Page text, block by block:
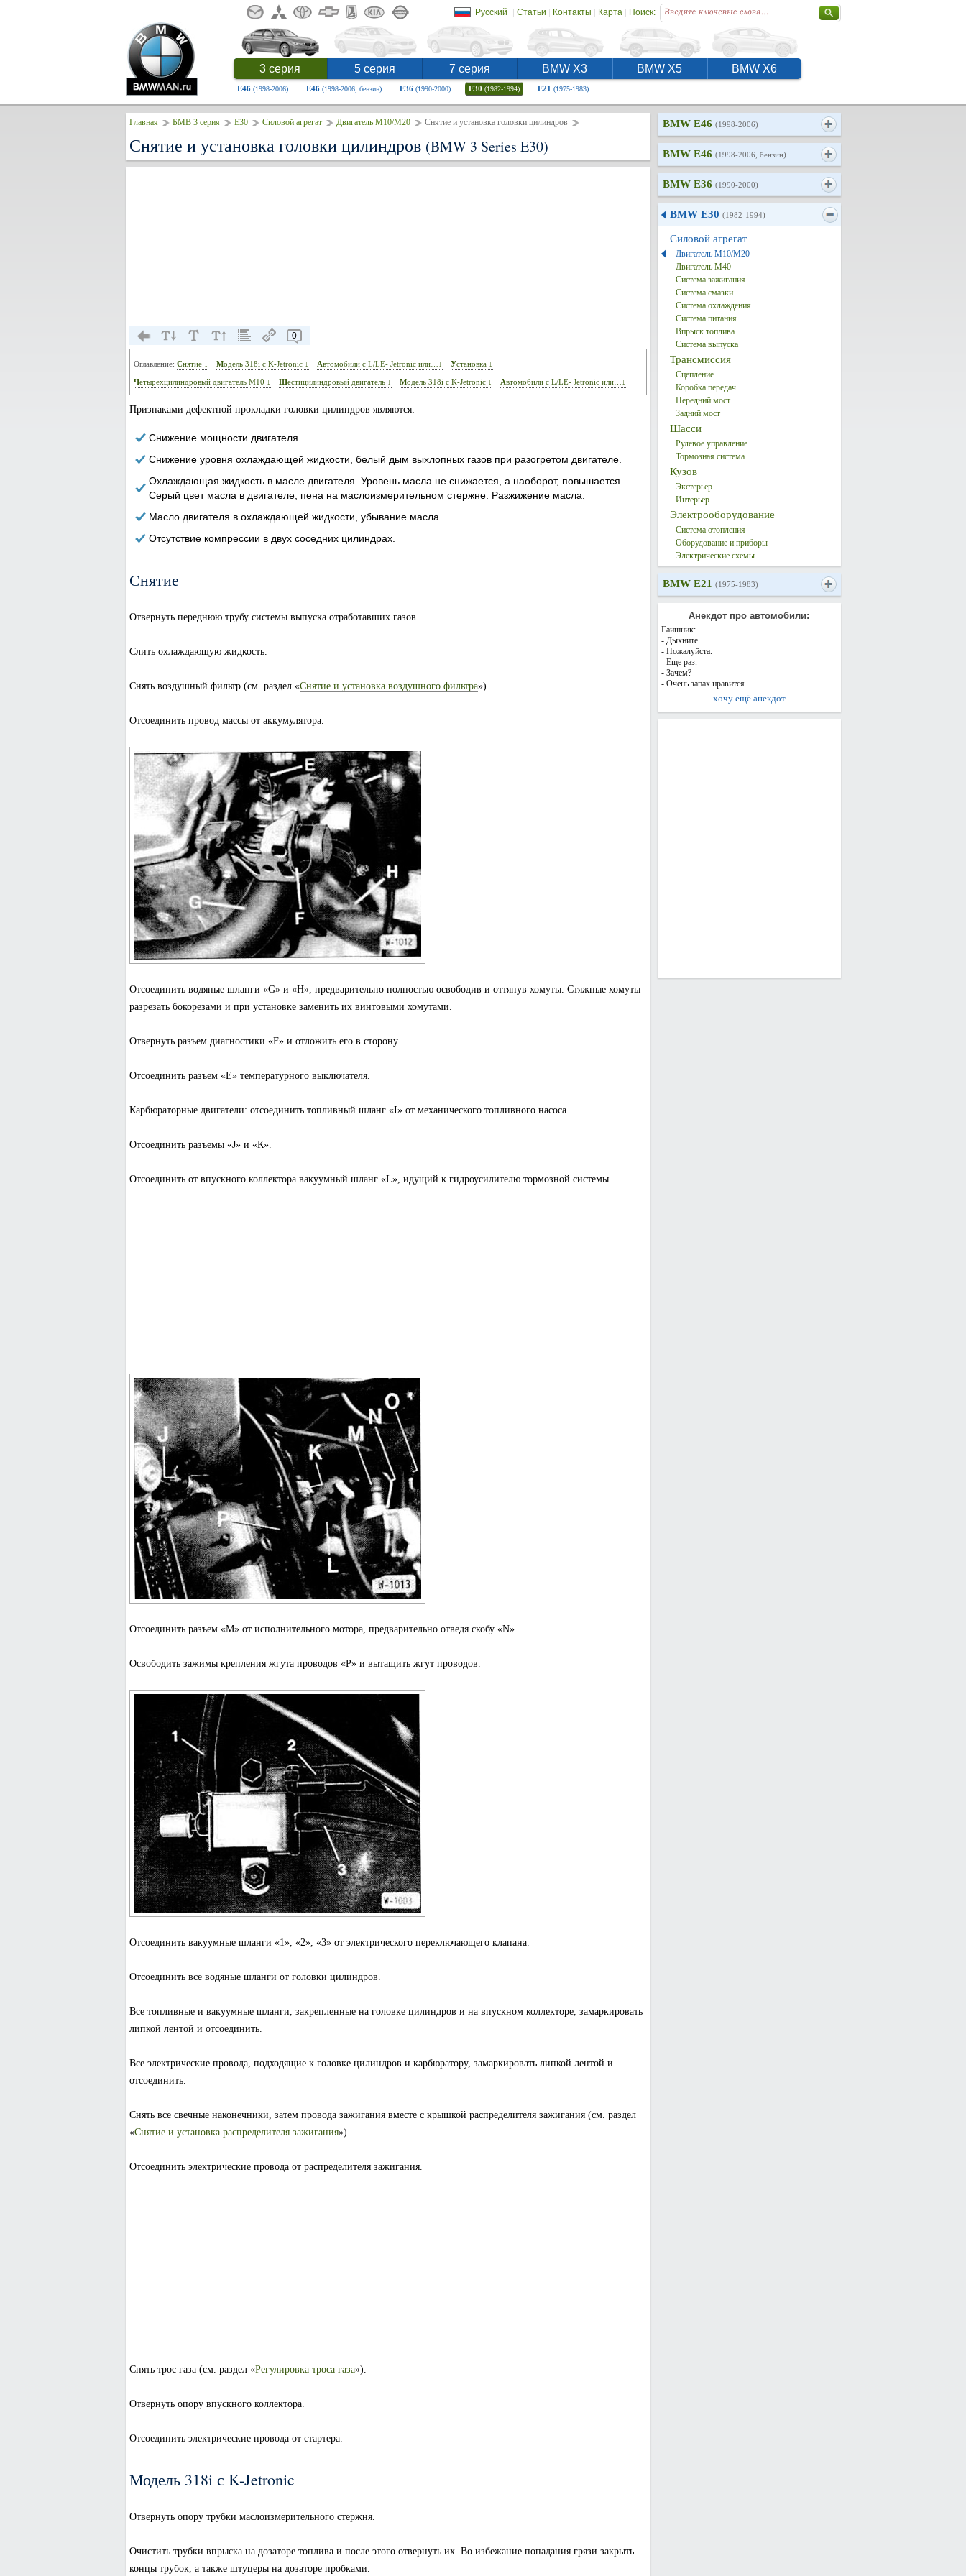
Русский | Статьи | Контакты | Карта| Поиск:
3 серия 5 серия 7 серия BMW X3 BMW X5 BMW X6
E46 (1998-2006) E46 (1998-2006, бензин) E36 (1990-2000) E30 (1982-1994) E21 (1975-1983)
Главная БМВ 3 серия E30 Силовой агрегат Двигатель М10/М20 Снятие и установка головки цилиндров
Снятие и установка головки цилиндров (BMW 3 Series E30)
0
Оглавление: Снятие ↓ Модель 318i с K-Jetronic ↓ Автомобили с L/LE- Jetronic или…↓ Установка ↓
Четырехцилиндровый двигатель М10 ↓ Шестицилиндровый двигатель ↓ Модель 318i с K-Jetronic ↓ Автомобили с L/LE- Jetronic или…↓
Признаками дефектной прокладки головки цилиндров являются:
Снижение мощности двигателя.
Снижение уровня охлаждающей жидкости, белый дым выхлопных газов при разогретом двигателе.
Охлаждающая жидкость в масле двигателя. Уровень масла не снижается, а наоборот, повышается.
Серый цвет масла в двигателе, пена на маслоизмерительном стержне. Разжижение масла.
Масло двигателя в охлаждающей жидкости, убывание масла.
Отсутствие компрессии в двух соседних цилиндрах.
Снятие
Отвернуть переднюю трубу системы выпуска отработавших газов.
Слить охлаждающую жидкость.
Снять воздушный фильтр (см. раздел «Снятие и установка воздушного фильтра»).
Отсоединить провод массы от аккумулятора.
Отсоединить водяные шланги «G» и «Н», предварительно полностью освободив и оттянув хомуты. Стяжные хомуты
разрезать бокорезами и при установке заменить их винтовыми хомутами.
Отвернуть разъем диагностики «F» и отложить его в сторону.
Отсоединить разъем «Е» температурного выключателя.
Карбюраторные двигатели: отсоединить топливный шланг «I» от механического топливного насоса.
Отсоединить разъемы «J» и «К».
Отсоединить от впускного коллектора вакуумный шланг «L», идущий к гидроусилителю тормозной системы.
Отсоединить разъем «М» от исполнительного мотора, предварительно отведя скобу «N».
Освободить зажимы крепления жгута проводов «Р» и вытащить жгут проводов.
Отсоединить вакуумные шланги «1», «2», «3» от электрического переключающего клапана.
Отсоединить все водяные шланги от головки цилиндров.
Все топливные и вакуумные шланги, закрепленные на головке цилиндров и на впускном коллекторе, замаркировать
липкой лентой и отсоединить.
Все электрические провода, подходящие к головке цилиндров и карбюратору, замаркировать липкой лентой и
отсоединить.
Снять все свечные наконечники, затем провода зажигания вместе с крышкой распределителя зажигания (см. раздел
«Снятие и установка распределителя зажигания»).
Отсоединить электрические провода от распределителя зажигания.
Снять трос газа (см. раздел «Регулировка троса газа»).
Отвернуть опору впускного коллектора.
Отсоединить электрические провода от стартера.
Модель 318i с K-Jetronic
Отвернуть опору трубки маслоизмерительного стержня.
Очистить трубки впрыска на дозаторе топлива и после этого отвернуть их. Во избежание попадания грязи закрыть
концы трубок, а также штуцеры на дозаторе пробками.
BMW E46 (1998-2006)
BMW E46 (1998-2006, бензин)
BMW E36 (1990-2000)
BMW E30 (1982-1994)
Силовой агрегат
Двигатель М10/М20
Двигатель M40
Система зажигания
Система смазки
Система охлаждения
Система питания
Впрыск топлива
Система выпуска
Трансмиссия
Сцепление
Коробка передач
Передний мост
Задний мост
Шасси
Рулевое управление
Тормозная система
Кузов
Экстерьер
Интерьер
Электрооборудование
Система отопления
Оборудование и приборы
Электрические схемы
BMW E21 (1975-1983)
Анекдот про автомобили:
Гаишник:
- Дыхните.
- Пожалуйста.
- Еще раз.
- Зачем?
- Очень запах нравится.
хочу ещё анекдот